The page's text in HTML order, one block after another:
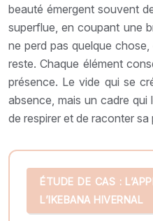
beauté émergent souvent
superflue, en coupant une
ne perd pas quelque
reste. Chaque élément
présence. Le vide qui se
absence, mais un cadre qui
de respirer et de raconter sa
ÉTUDE DE CAS :
L’IKEBANA HIVERNAL